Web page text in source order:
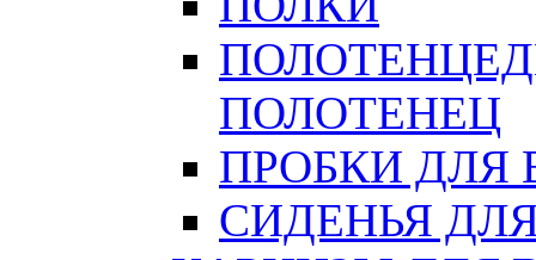
ПОЛОТЕНЕЦ
ПРОБКИ ДЛЯ
СИДЕНЬЯ